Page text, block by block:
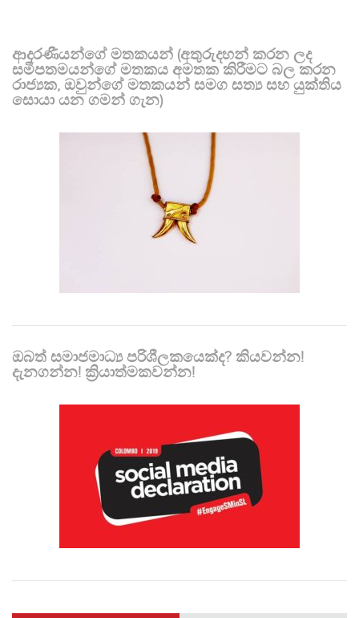
ආදරණීයන්ගේ මතකයන් (අතුරුදහන් කරන ලද
සමීපතමයන්ගේ මතකය අමතක කිරීමට බල කරන
රාජ්‍යක, ඔවුන්ගේ මතකයන් සමග සත්‍ය සහ යුක්තිය
සොයා යන ගමන් ගැන)
ඔබත් සමාජමාධ්‍ය පරිශීලකයෙක්ද? කියවන්න!
දැනගන්න! ක්‍රියාත්මකවන්න!